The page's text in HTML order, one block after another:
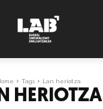
Tags Lan heriotza
HERIOTZA